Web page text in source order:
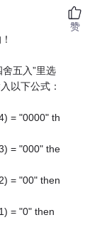
五入”里选
以下公式：
= "0000" th
= "000" the
= "00" then
= "0" then
赞